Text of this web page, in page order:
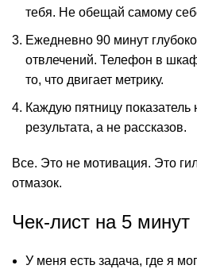
тебя. Не обещай самому
Ежедневно 90 минут
отвлечений. Телефон в
то, что двигает метрику.
Каждую пятницу
результата, а не рассказов.
Все. Это не мотивация. Это
отмазок.
Чек-лист на 5 минут
У меня есть задача, где я